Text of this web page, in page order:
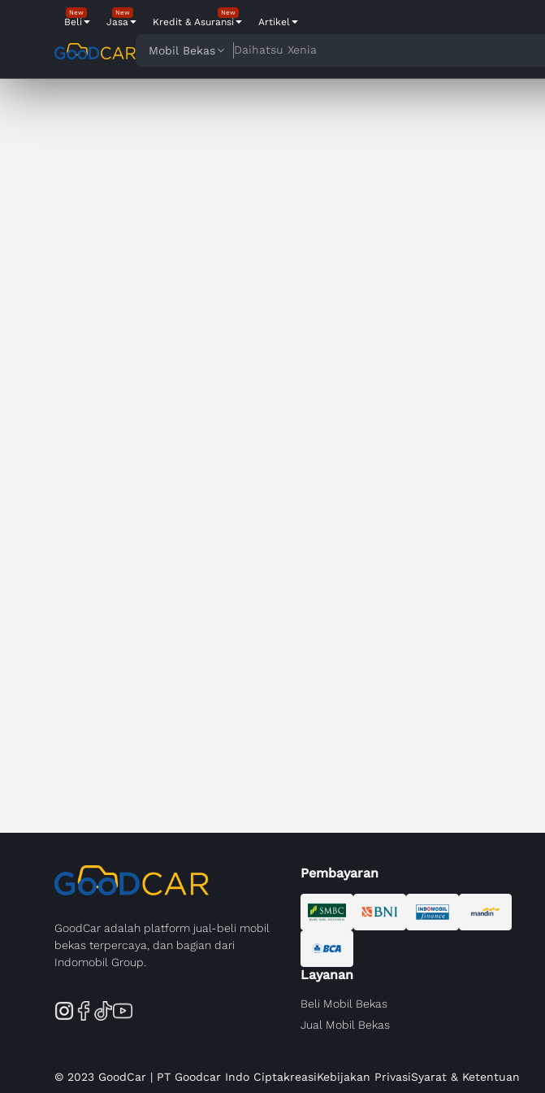
Beli
New
Jasa
New
Kredit & Asuransi
New
Artikel
Mobil Bekas Daihatsu Xenia
GoodCar adalah platform jual-beli mobil
bekas terpercaya, dan bagian dari
Indomobil Group.
Pembayaran
Layanan
Beli Mobil Bekas
Jual Mobil Bekas
© 2023 GoodCar | PT Goodcar Indo CiptakreasiKebijakan PrivasiSyarat & Ketentuan